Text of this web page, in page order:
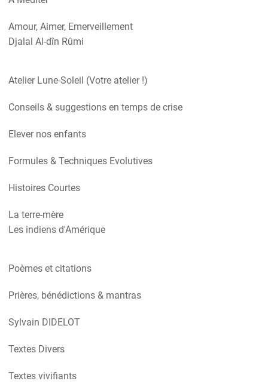
Amour, Aimer, Emerveillement
Djalal Al-dîn Rûmi
Atelier Lune-Soleil (Votre atelier !)
Conseils & suggestions en temps de crise
Elever nos enfants
Formules & Techniques Evolutives
Histoires Courtes
La terre-mère
Les indiens d'Amérique
Poèmes et citations
Prières, bénédictions & mantras
Sylvain DIDELOT
Textes Divers
Textes vivifiants